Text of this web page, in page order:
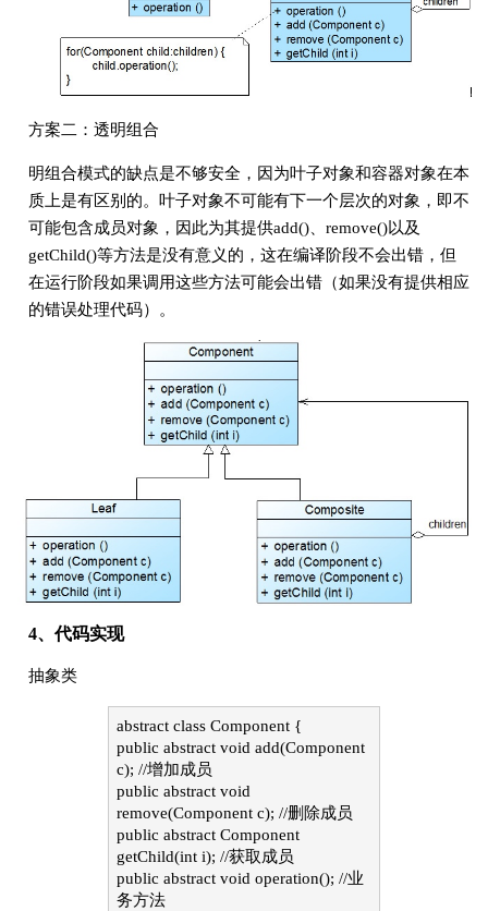
方案二：透明组合
明组合模式的缺点是不够安全，因为叶子对象和容器对象在本
质上是有区别的。叶子对象不可能有下一个层次的对象，即不
可能包含成员对象，因此为其提供add()、remove()以及
getChild()等方法是没有意义的，这在编译阶段不会出错，但
在运行阶段如果调用这些方法可能会出错（如果没有提供相应
的错误处理代码）。
4、代码实现
抽象类
abstract class Component {
public abstract void add(Component
c); //增加成员
public abstract void
remove(Component c); //删除成员
public abstract Component
getChild(int i); //获取成员
public abstract void operation(); //业
务方法